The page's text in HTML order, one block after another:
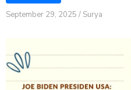
September 29, 2025 / Surya